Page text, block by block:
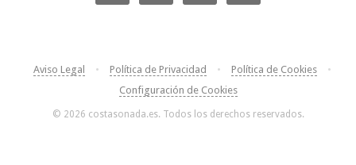
Aviso Legal • Política de Privacidad • Política de Cookies
•
Configuración de Cookies
© 2026 costasonada.es. Todos los derechos reservados.